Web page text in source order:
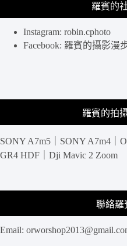
羅賓的
Instagram: robin.cphoto
Facebook: 羅賓的攝影漫
羅賓的拍
SONY A7m5｜SONY A7m4｜
GR4 HDF｜Dji Mavic 2 Zoom
聯絡羅
Email: